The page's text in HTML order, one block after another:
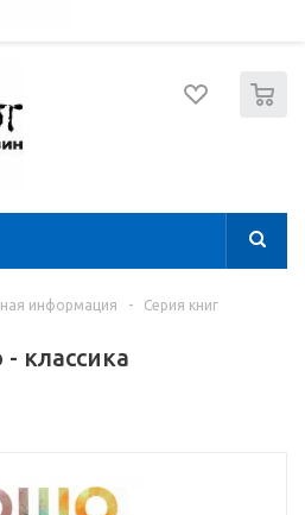
информация - Серия книг
классика